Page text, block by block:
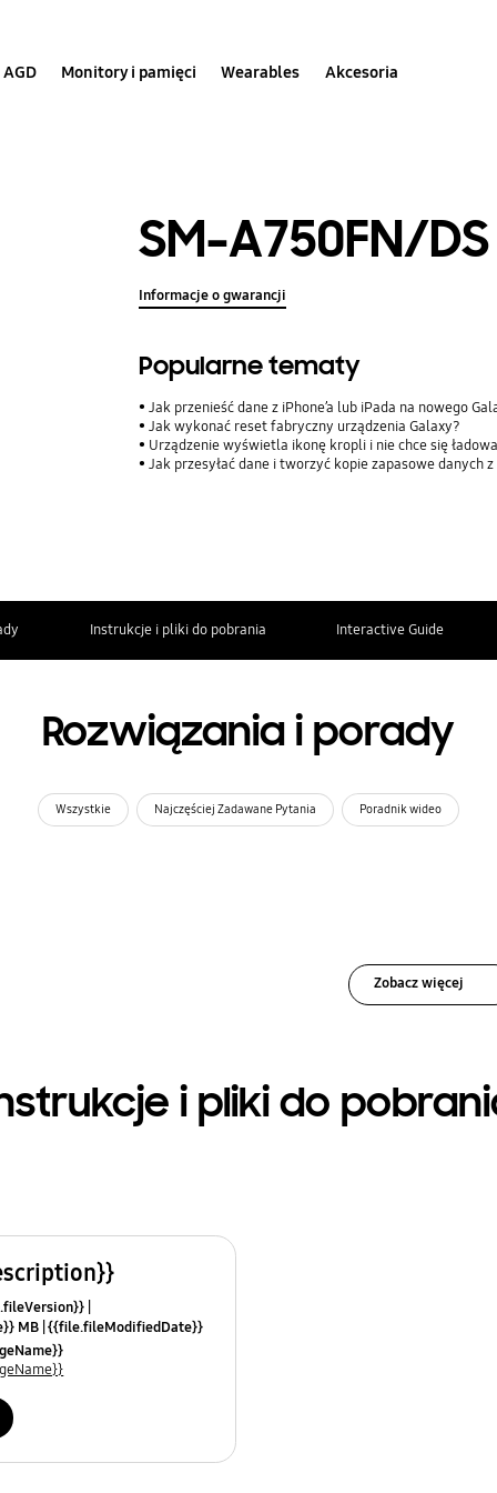
AGD Monitory i pamięci Wearables Akcesoria
SM-A750FN/DS
Informacje o gwarancji
Popularne tematy
Jak przenieść dane z iPhone’a lub iPada na nowego
Jak wykonać reset fabryczny urządzenia Galaxy?
Urządzenie wyświetla ikonę kropli i nie chce się
Jak przesyłać dane i tworzyć kopie zapasowe
Instrukcje i pliki do pobrania Interactive Guide
Rozwiązania i porady
Wszystkie Najczęściej Zadawane Pytania Poradnik wideo
Zobacz więcej
i pliki do
MB {{file.fileModifiedDate}}